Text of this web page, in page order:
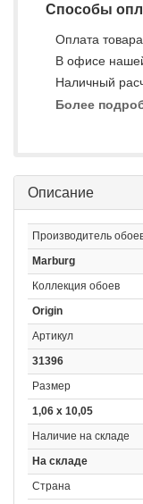
Способы
Оплата
В офисе
Наличный
Более
Описание
Производитель
Marburg
Коллекция обоев
Origin
Артикул
31396
Размер
1,06 x 10,05
Наличие на складе
На складе
Страна